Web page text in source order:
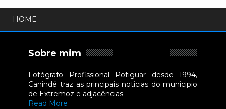
HOME
Sobre mim
Fotógrafo Profissional Potiguar desde 1994,
Canindé traz as principais noticias do municipio
de Extremoz e adjacências.
Read More